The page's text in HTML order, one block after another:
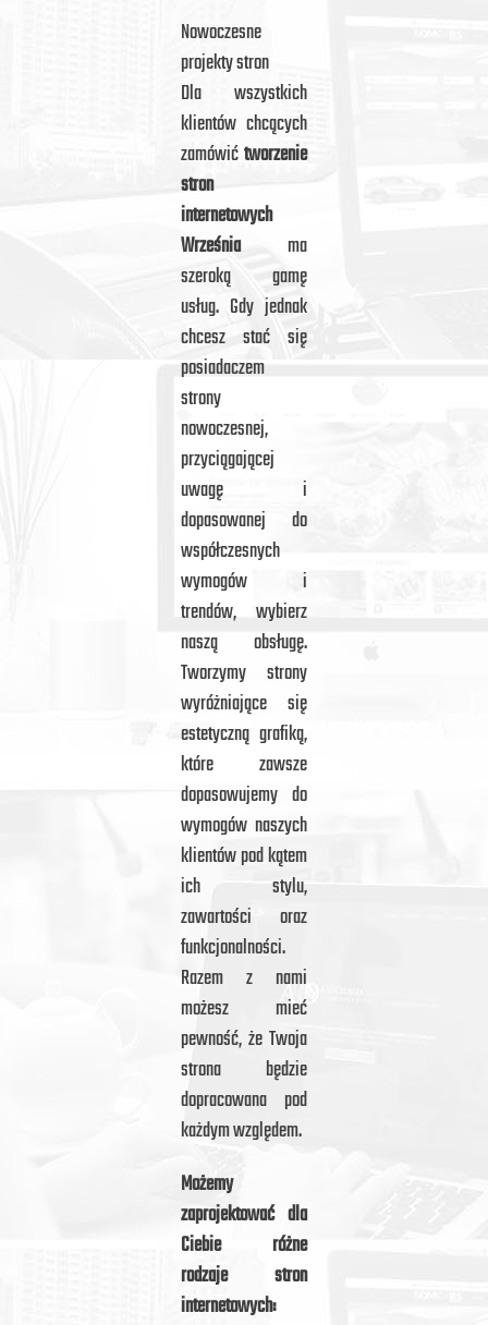
Nowoczesne
projekty stron
Dla wszystkich
klientów chcących
zamówićtworzenie
stron
internetowych
Wrześniama
szeroką gamę
usług. Gdy jednak
chcesz stać się
posiadaczem
strony
nowoczesnej,
przyciągającej
uwagę i
dopasowanej do
współczesnych
wymogów i
trendów, wybierz
naszą obsługę.
Tworzymy strony
wyróżniające się
estetyczną grafiką,
które zawsze
dopasowujemy do
wymogów naszych
klientów pod kątem
ich stylu,
zawartości oraz
funkcjonalności.
Razem z nami
możesz mieć
pewność, że Twoja
strona będzie
dopracowana pod
każdym względem.
Możemy
zaprojektować dla
Ciebie różne
rodzaje stron
internetowych: